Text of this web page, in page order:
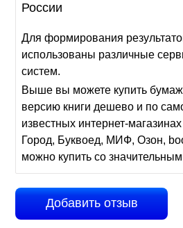
России
Для формирования
использованы различные
систем.
Выше вы можете купить
версию книги дешево и по
известных интернет-
Город, Буквоед, МИФ, Озон,
можно купить со
Добавить отзыв